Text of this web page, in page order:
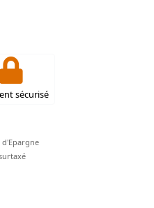
sécurisé
Caisse d'Epargne